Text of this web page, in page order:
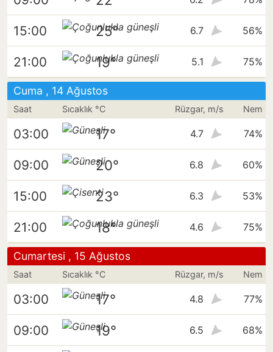
15:00 25° 6.7 56%
21:00 19° 5.1 75%
Cuma , 14 Ağustos
Saat Sıcaklık °C Rüzgar, m/s Nem
03:00 17° 4.7 74%
09:00 20° 6.8 60%
15:00 23° 6.3 53%
21:00 18° 4.6 75%
Cumartesi , 15 Ağustos
Saat Sıcaklık °C Rüzgar, m/s Nem
03:00 17° 4.8 77%
09:00 19° 6.5 68%